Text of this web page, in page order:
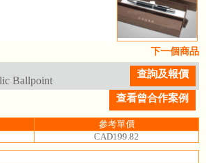
下一個商品
Ballpoint
查詢及報價
查看曾合作案例
參考單價
CAD199.82